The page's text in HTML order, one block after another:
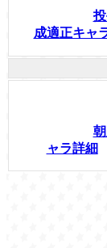
成適正キャ
ャラ詳細